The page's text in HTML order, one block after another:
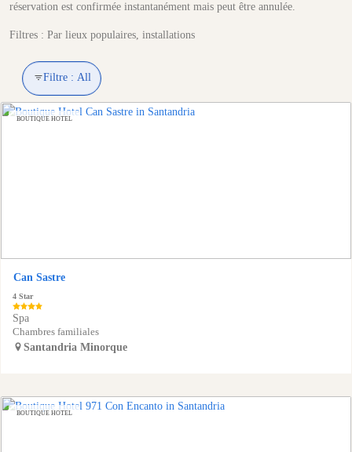
réservation est confirmée instantanément mais peut être annulée.
Filtres : Par lieux populaires, installations
Filtre : All
BOUTIQUE HOTEL
Can Sastre
4 Star
Spa
Chambres familiales
Santandria Minorque
BOUTIQUE HOTEL